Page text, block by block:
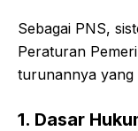
Sebagai PNS,
Peraturan
turunannya yang
1. Dasar